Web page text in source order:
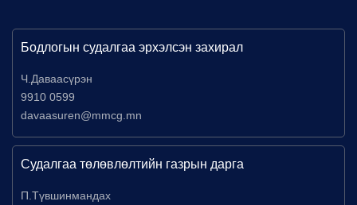
Бодлогын судалгаа эрхэлсэн захирал
Ч.Даваасүрэн
9910 0599
davaasuren@mmcg.mn
Судалгаа төлөвлөлтийн газрын дарга
П.Түвшинмандах